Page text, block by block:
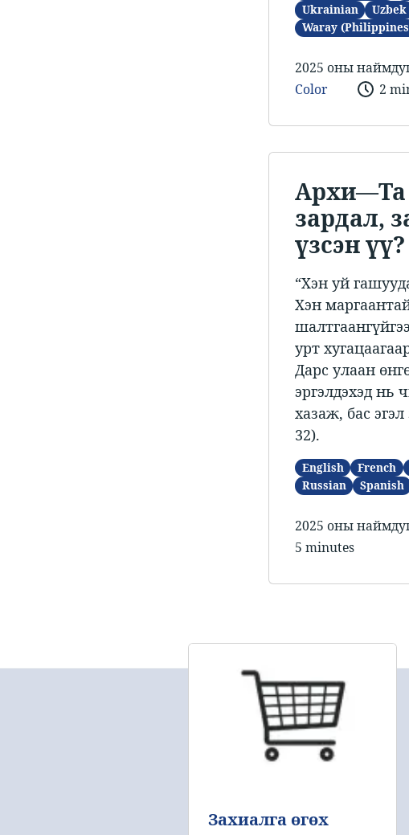
Ukrainian
Uzbek
Waray
2025 оны
Color
2
​​Архи​—​​Та
зардал,
үзсэн үү? ​
“Хэн уй
Хэн
урт
Дарс улаан
эргэлдэхэд нь
хазаж, бас
32).​
English French
Russian
Spanish
2025 оны
5 minutes
Захиалга өгөх